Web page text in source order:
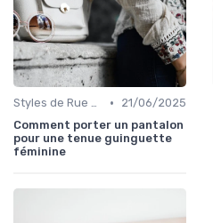
Styles de Rue et Looks du Moment •
21/06/2025
Comment porter un pantalon
pour une tenue guinguette
féminine